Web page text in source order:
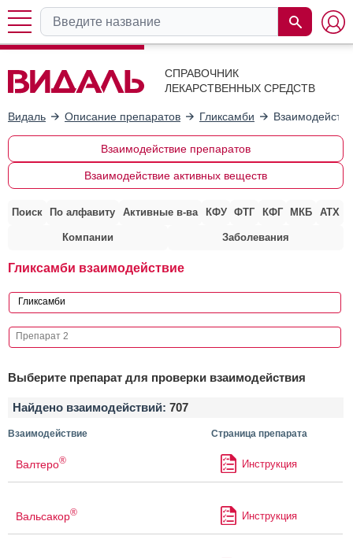
СПРАВОЧНИК
ЛЕКАРСТВЕННЫХ СРЕДСТВ
Видаль Описание препаратов Гликсамби
Взаимодействие препаратов
Взаимодействие активных веществ
Поиск По алфавиту Активные в-ва КФУ ФТГ КФГ МКБ АТХ
Компании Заболевания
Гликсамби взаимодействие
Выберите препарат для проверки взаимодействия
Найдено взаимодействий: 707
Взаимодействие Страница препарата
Валтеро® Инструкция
Вальсакор® Инструкция